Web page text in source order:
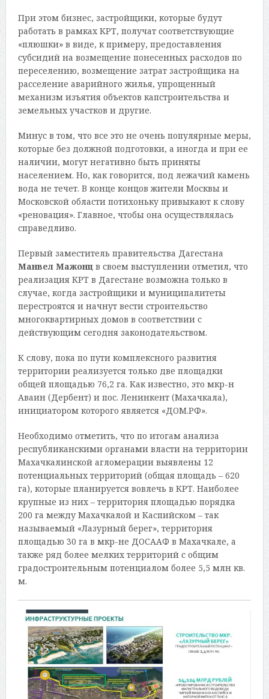
При этом бизнес, застройщики, которые будут
работать в рамках КРТ, получат соответствующие
«плюшки» в виде, к примеру, предоставления
субсидий на возмещение понесенных расходов по
переселению, возмещение затрат застройщика на
расселение аварийного жилья, упрощенный
механизм изъятия объектов капстроительства и
земельных участков и другие.
Минус в том, что все это не очень популярные меры,
которые без должной подготовки, а иногда и при ее
наличии, могут негативно быть приняты
населением. Но, как говорится, под лежачий камень
вода не течет. В конце концов жители Москвы и
Московской области потихоньку привыкают к слову
«реновация». Главное, чтобы она осуществлялась
справедливо.
Первый заместитель правительства Дагестана
Манвел Мажонцв своем выступлении отметил, что
реализация КРТ в Дагестане возможна только в
случае, когда застройщики и муниципалитеты
перестроятся и начнут вести строительство
многоквартирных домов в соответствии с
действующим сегодня законодательством.
К слову, пока по пути комплексного развития
территории реализуется только две площадки
общей площадью 76,2 га. Как известно, это мкр-н
Аваин (Дербент) и пос. Ленинкент (Махачкала),
инициатором которого является «ДОМ.РФ».
Необходимо отметить, что по итогам анализа
республиканскими органами власти на территории
Махачкалинской агломерации выявлены 12
потенциальных территорий (общая площадь – 620
га), которые планируется вовлечь в КРТ. Наиболее
крупные из них – территория площадью порядка
200 га между Махачкалой и Каспийском – так
называемый «Лазурный берег», территория
площадью 30 га в мкр-не ДОСААФ в Махачкале, а
также ряд более мелких территорий с общим
градостроительным потенциалом более 5,5 млн кв.
м.